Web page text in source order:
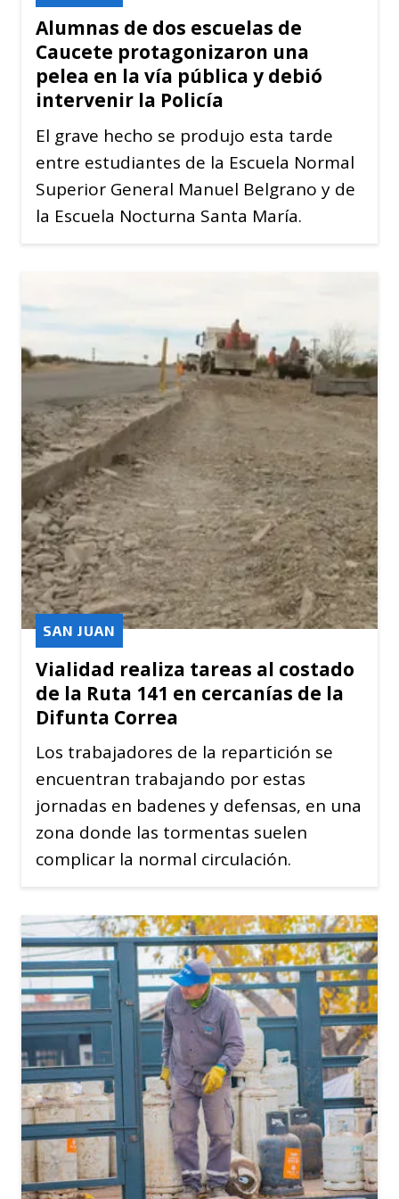
Alumnas de dos escuelas de
Caucete protagonizaron una
pelea en la vía pública y debió
intervenir la Policía
El grave hecho se produjo esta tarde
entre estudiantes de la Escuela Normal
Superior General Manuel Belgrano y de
la Escuela Nocturna Santa María.
Vialidad realiza tareas al costado
de la Ruta 141 en cercanías de la
Difunta Correa
SAN JUAN
Los trabajadores de la repartición se
encuentran trabajando por estas
jornadas en badenes y defensas, en una
zona donde las tormentas suelen
complicar la normal circulación.